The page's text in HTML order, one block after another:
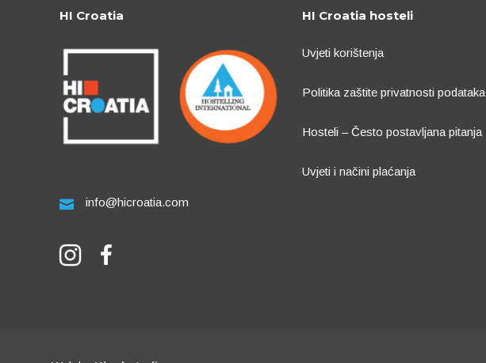
HI Croatia
info@hicroatia.com
HI Croatia hosteli
Uvjeti korištenja
Politika zaštite privatnosti podataka
Hosteli – Često postavljana pitanja
Uvjeti i načini plaćanja